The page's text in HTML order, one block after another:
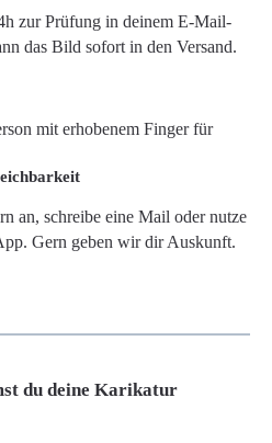
zur Prüfung in deinem E-Mail-
das Bild sofort in den Versand.
an, schreibe eine Mail oder nutze
Gern geben wir dir Auskunft.
du deine Karikatur